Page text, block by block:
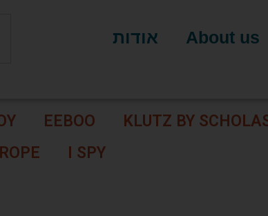
About us
אודות
KLUTZ BY
EEBOO
I SPY